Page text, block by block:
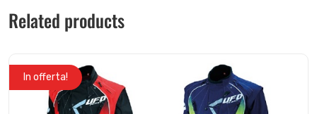
Related products
In offerta!